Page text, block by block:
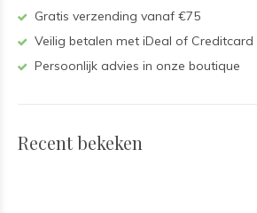
Gratis verzending vanaf €75
Veilig betalen met iDeal of Creditcard
Persoonlijk advies in onze boutique
Recent bekeken